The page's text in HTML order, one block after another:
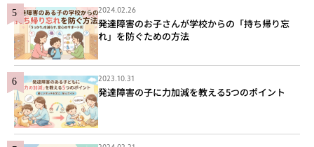
2024.02.26
発達障害のお子さんが学校からの「持ち帰り忘
れ」を防ぐための方法
2023.10.31
発達障害の子に力加減を教える5つのポイント